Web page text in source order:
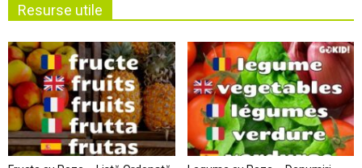
Resurse utile